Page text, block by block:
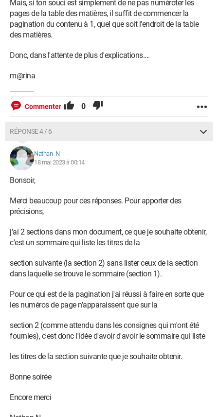
Mais, si ton souci est simplement de ne pas numéroter les
pages de la table des matières, il suffit de commencer la
pagination du contenu à 1, quel que soit l'endroit de la table
des matières.
Donc, dans l'attente de plus d'explications....
m@rina
Commenter 0
RÉPONSE 4 / 6
Nathan_N
18 mai 2023 à 00:14
Bonsoir,
Merci beaucoup pour ces réponses. Pour apporter des
précisions,
j'ai 2 sections dans mon document, ce que je souhaite obtenir,
c'est un sommaire qui liste les titres de la
section suivante (la section 2) sans lister ceux de la section
dans laquelle se trouve le sommaire (section 1).
Pour ce qui est de la pagination j'ai réussi à faire en sorte que
les numéros de page n'apparaissent que sur la
section 2 (comme attendu dans les consignes qui m'ont été
fournies), c'est donc l'idée d'avoir d'avoir le sommaire qui liste
les titres de la section suivante que je souhaite obtenir.
Bonne soirée
Encore merci